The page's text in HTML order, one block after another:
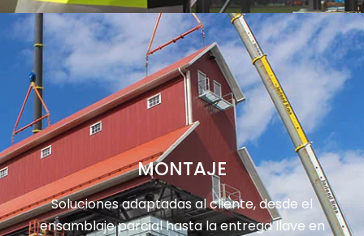
MONTAJE
Soluciones adaptadas al cliente, desde el
ensamblaje parcial hasta la entrega llave en